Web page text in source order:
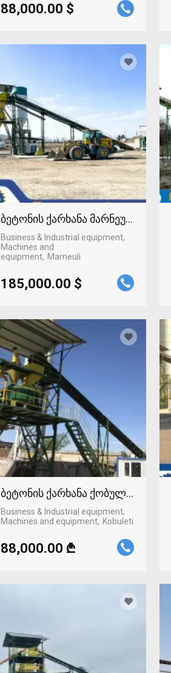
88,000.00 $
ბეტონის ქარხანა მარნეულში
Business & Industrial equipment,
Machines and
equipment
Marneuli
185,000.00 $
ბეტონის ქარხანა ქობულეთში
Business & Industrial equipment,
Machines and equipment
Kobuleti
88,000.00 ₾